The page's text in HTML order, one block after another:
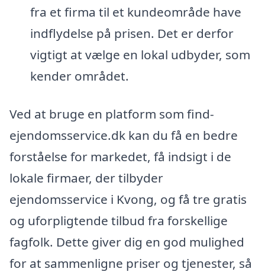
fra et firma til et kundeområde have
indflydelse på prisen. Det er derfor
vigtigt at vælge en lokal udbyder, som
kender området.
Ved at bruge en platform som find-
ejendomsservice.dk kan du få en bedre
forståelse for markedet, få indsigt i de
lokale firmaer, der tilbyder
ejendomsservice i Kvong, og få tre gratis
og uforpligtende tilbud fra forskellige
fagfolk. Dette giver dig en god mulighed
for at sammenligne priser og tjenester, så